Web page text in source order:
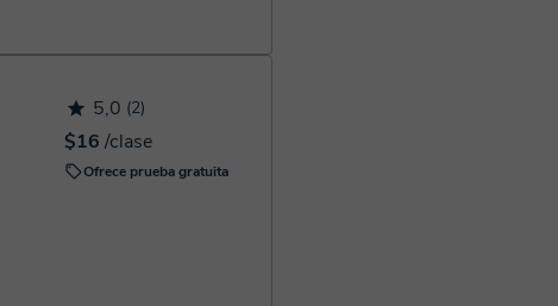
5,0 (2)
$16 /clase
Ofrece prueba gratuita